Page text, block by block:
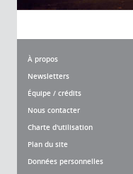
À propos
Newsletters
Équipe / crédits
Nous contacter
Charte d'utilisation
Plan du site
Données personnelles